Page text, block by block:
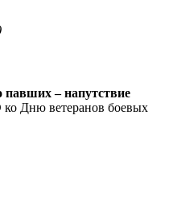
павших – напутствие
Дню ветеранов боевых